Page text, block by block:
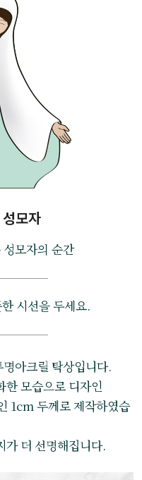
모자
모자의 순간
시선을 두세요.
아크릴 탁상입니다.
한 모습으로 디자인
1cm 두께로 제작하였습
가 더 선명해집니다.